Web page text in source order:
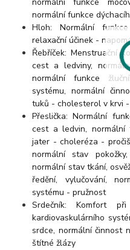
normální funkce
Hloh: Normální
relaxační účinek -
Řebříček: Menstruační
cest a ledviny,
normální funkce
systému, normální
tuků - cholesterol v krvi
Přeslička: Normální
cest a ledvin, normální
jater - choleréza -
normální stav
normální stav tkání,
ředění, vylučování,
systému - pružnost
Srdečník: Komfort
kardiovaskulárního
srdce, normální činnost
štítné žlázy